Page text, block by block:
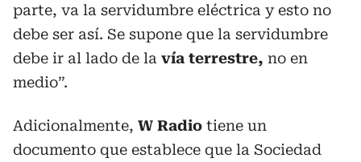
parte, va la servidumbre eléctrica y esto no
debe ser así. Se supone que la servidumbre
debe ir al lado de la vía terrestre, no en
medio”.
Adicionalmente, W Radio tiene un
documento que establece que la Sociedad